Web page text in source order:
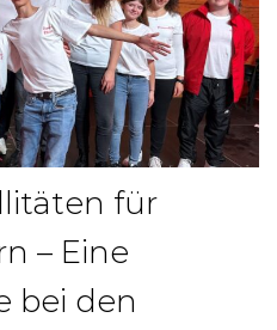
für
– Eine
bei den